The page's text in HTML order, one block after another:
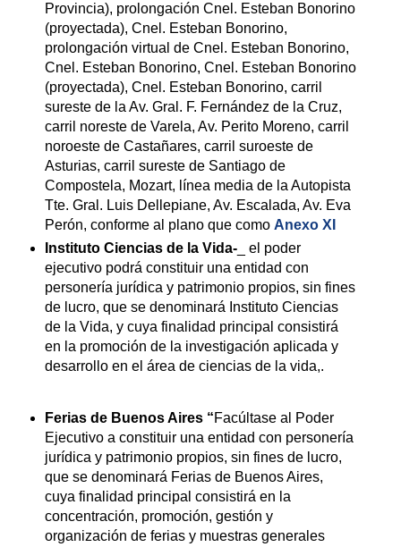
Provincia), prolongación Cnel. Esteban Bonorino
(proyectada), Cnel. Esteban Bonorino,
prolongación virtual de Cnel. Esteban Bonorino,
Cnel. Esteban Bonorino, Cnel. Esteban Bonorino
(proyectada), Cnel. Esteban Bonorino, carril
sureste de la Av. Gral. F. Fernández de la Cruz,
carril noreste de Varela, Av. Perito Moreno, carril
noroeste de Castañares, carril suroeste de
Asturias, carril sureste de Santiago de
Compostela, Mozart, línea media de la Autopista
Tte. Gral. Luis Dellepiane, Av. Escalada, Av. Eva
Perón, conforme al plano que como Anexo XI
Instituto Ciencias de la Vida-_ el poder
ejecutivo podrá constituir una entidad con
personería jurídica y patrimonio propios, sin fines
de lucro, que se denominará Instituto Ciencias
de la Vida, y cuya finalidad principal consistirá
en la promoción de la investigación aplicada y
desarrollo en el área de ciencias de la vida,.
Ferias de Buenos Aires “Facúltase al Poder
Ejecutivo a constituir una entidad con personería
jurídica y patrimonio propios, sin fines de lucro,
que se denominará Ferias de Buenos Aires,
cuya finalidad principal consistirá en la
concentración, promoción, gestión y
organización de ferias y muestras generales